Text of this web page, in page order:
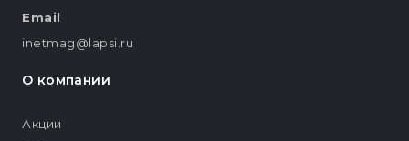
Email
inetmag@lapsi.ru
О компании
Акции